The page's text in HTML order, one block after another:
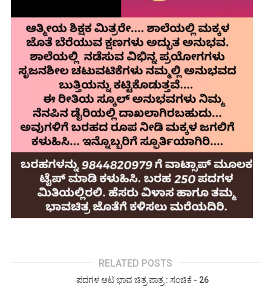
RELATED POSTS
ಪದಗಳ ಆಟ ಭಾವ ಚಿತ್ರ ಪಾತ್ರ : ಸಂಚಿಕೆ - 26